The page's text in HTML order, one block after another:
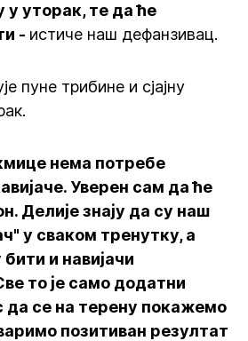
уторак, те да ће
- истиче наш дефанзивац.
пуне трибине и сјајну
нема потребе
Уверен сам да ће
Делије знају да су наш
у сваком тренутку, а
и навијачи
то је само додатни
да се на терену покажемо
позитиван резултат